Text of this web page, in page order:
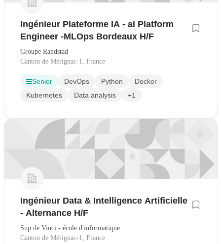
Ingénieur Plateforme IA - ai Platform
Engineer -MLOps Bordeaux H/F
Groupe Randstad
Canton de Mérignac-1, France
Senior DevOps Python
Docker
Kubernetes
Data analysis +1
Ingénieur Data & Intelligence Artificielle
- Alternance H/F
Sup de Vinci - école d'informatique
Canton de Mérignac-1, France